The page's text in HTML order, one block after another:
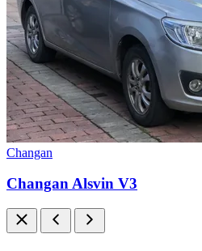
Changan
Changan Alsvin V3